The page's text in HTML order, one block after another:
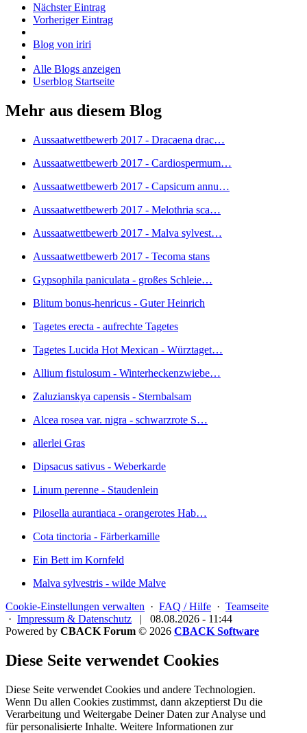
Nächster Eintrag
Vorheriger Eintrag
Blog von iriri
Alle Blogs anzeigen
Userblog Startseite
Mehr aus diesem Blog
Aussaatwettbewerb 2017 - Dracaena drac…
Aussaatwettbewerb 2017 - Cardiospermum…
Aussaatwettbewerb 2017 - Capsicum annu…
Aussaatwettbewerb 2017 - Melothria sca…
Aussaatwettbewerb 2017 - Malva sylvest…
Aussaatwettbewerb 2017 - Tecoma stans
Gypsophila paniculata - großes Schleie…
Blitum bonus-henricus - Guter Heinrich
Tagetes erecta - aufrechte Tagetes
Tagetes Lucida Hot Mexican - Würztaget…
Allium fistulosum - Winterheckenzwiebe…
Zaluzianskya capensis - Sternbalsam
Alcea rosea var. nigra - schwarzrote S…
allerlei Gras
Dipsacus sativus - Weberkarde
Linum perenne - Staudenlein
Pilosella aurantiaca - orangerotes Hab…
Cota tinctoria - Färberkamille
Ein Bett im Kornfeld
Malva sylvestris - wilde Malve
Cookie-Einstellungen verwalten · FAQ / Hilfe · Teamseite
· Impressum & Datenschutz |
08.08.2026 - 11:44
Powered by CBACK Forum © 2026 CBACK Software
Diese Seite verwendet Cookies
Diese Seite verwendet Cookies und andere Technologien.
Wenn Du allen Cookies zustimmst, dann akzeptierst Du die
Verarbeitung und Weitergabe Deiner Daten zur Analyse und
für personalisierte Inhalte. Weitere Informationen zur